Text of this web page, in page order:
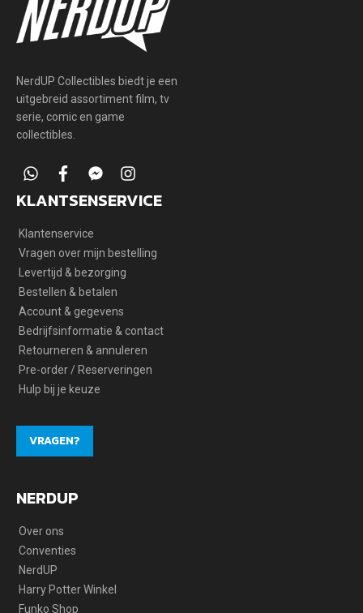
NerdUP Collectibles biedt je een
uitgebreid assortiment film, tv
serie, comic en game
collectibles.
whatsappfacebook
facebook-instagram
KLANTSENSERVICE
Klantenservice
Vragen over mijn bestelling
Levertijd & bezorging
Bestellen & betalen
Account & gegevens
Bedrijfsinformatie & contact
Retourneren & annuleren
Pre-order / Reserveringen
Hulp bij je keuze
VRAGEN?
NERDUP
Over ons
Conventies
NerdUP
Harry Potter Winkel
Funko Shop